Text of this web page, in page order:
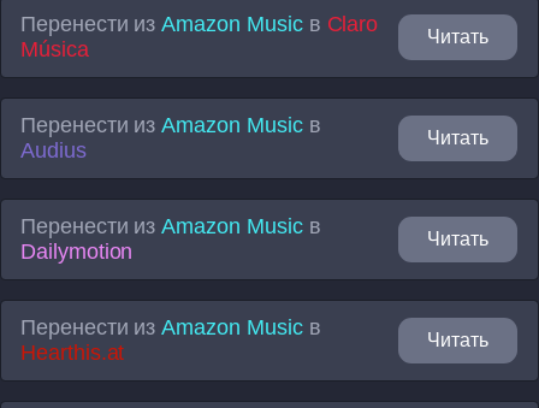
Перенести изAmazon Musicв Claro
Música
Читать
Перенести изAmazon Musicв
Audius
Читать
Перенести изAmazon Musicв
Dailymotion
Читать
Перенести изAmazon Musicв
Hearthis.at
Читать